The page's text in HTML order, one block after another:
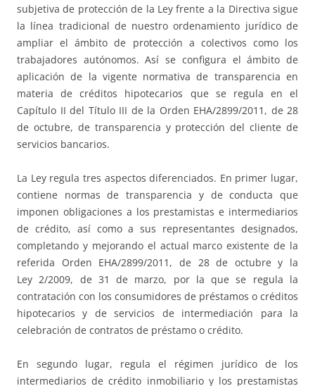
subjetiva de protección de la Ley frente a la Directiva sigue
la línea tradicional de nuestro ordenamiento jurídico de
ampliar el ámbito de protección a colectivos como los
trabajadores autónomos. Así se configura el ámbito de
aplicación de la vigente normativa de transparencia en
materia de créditos hipotecarios que se regula en el
Capítulo II del Título III de la Orden EHA/2899/2011, de 28
de octubre, de transparencia y protección del cliente de
servicios bancarios.
La Ley regula tres aspectos diferenciados. En primer lugar,
contiene normas de transparencia y de conducta que
imponen obligaciones a los prestamistas e intermediarios
de crédito, así como a sus representantes designados,
completando y mejorando el actual marco existente de la
referida Orden EHA/2899/2011, de 28 de octubre y la
Ley 2/2009, de 31 de marzo, por la que se regula la
contratación con los consumidores de préstamos o créditos
hipotecarios y de servicios de intermediación para la
celebración de contratos de préstamo o crédito.
En segundo lugar, regula el régimen jurídico de los
intermediarios de crédito inmobiliario y los prestamistas